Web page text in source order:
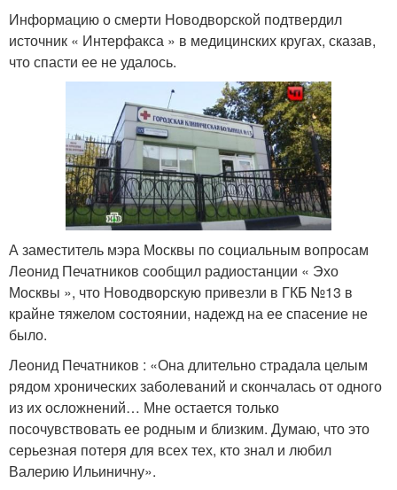
Информацию о смерти Новодворской подтвердил
источник « Интерфакса » в медицинских кругах, сказав,
что спасти ее не удалось.
А заместитель мэра Москвы по социальным вопросам
Леонид Печатников сообщил радиостанции « Эхо
Москвы », что Новодворскую привезли в ГКБ №13 в
крайне тяжелом состоянии, надежд на ее спасение не
было.
Леонид Печатников : «Она длительно страдала целым
рядом хронических заболеваний и скончалась от одного
из их осложнений… Мне остается только
посочувствовать ее родным и близким. Думаю, что это
серьезная потеря для всех тех, кто знал и любил
Валерию Ильиничну».